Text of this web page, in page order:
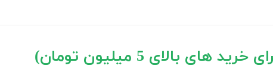
میلیون تومان)